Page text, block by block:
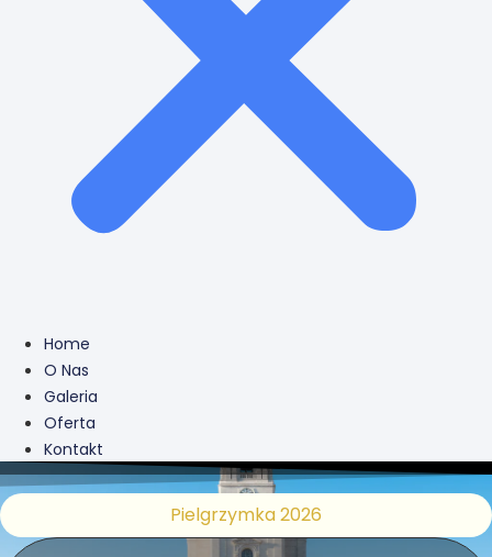
Home
O Nas
Galeria
Oferta
Kontakt
Pielgrzymka 2026